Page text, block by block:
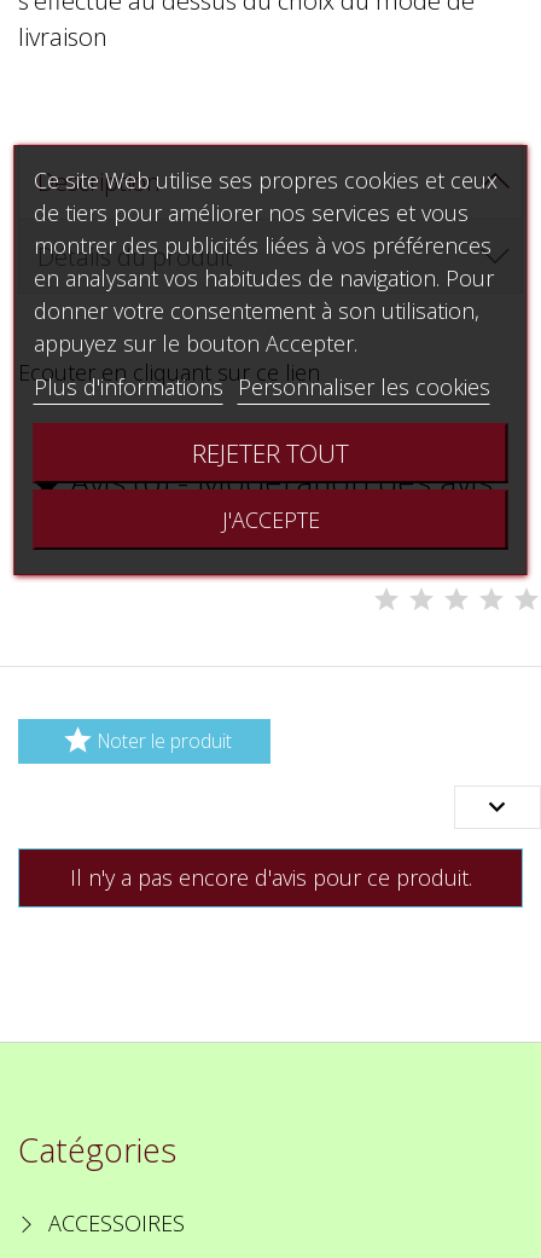
livraison
Description
Détails du produit
Ecouter en cliquant sur ce lien
Avis (0) - Modération des avis

 Noter le produit

Il n'y a pas encore d'avis pour ce produit.
Catégories
ACCESSOIRES
Ce site Web utilise ses propres cookies et ceux
de tiers pour améliorer nos services et vous
montrer des publicités liées à vos préférences
en analysant vos habitudes de navigation. Pour
donner votre consentement à son utilisation,
appuyez sur le bouton Accepter.
Plus d'informations Personnaliser les cookies
REJETER TOUT
J'ACCEPTE